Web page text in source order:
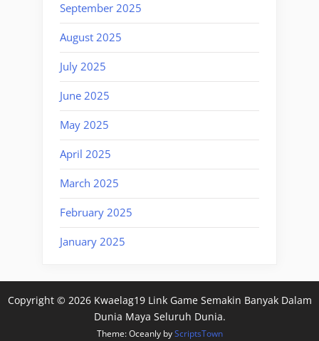
September 2025
August 2025
July 2025
June 2025
May 2025
April 2025
March 2025
February 2025
January 2025
Copyright © 2026 Kwaelag19 Link Game Semakin Banyak Dalam
Dunia Maya Seluruh Dunia.
Theme: Oceanly byScriptsTown